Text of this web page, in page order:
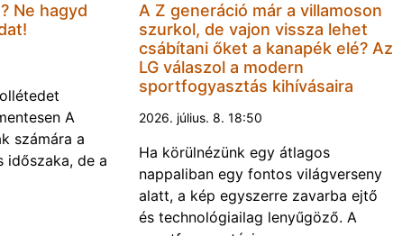
Ne hagyd
A
számára a
időszaka, de a
A Z generáció már a villamoson
szurkol, de vajon vissza lehet
csábítani őket a kanapék elé? Az
LG válaszol a modern
sportfogyasztás kihívásaira
2026. július. 8. 18:50
Ha körülnézünk egy átlagos
nappaliban egy fontos világverseny
alatt, a kép egyszerre zavarba ejtő
és technológiailag lenyűgöző. A